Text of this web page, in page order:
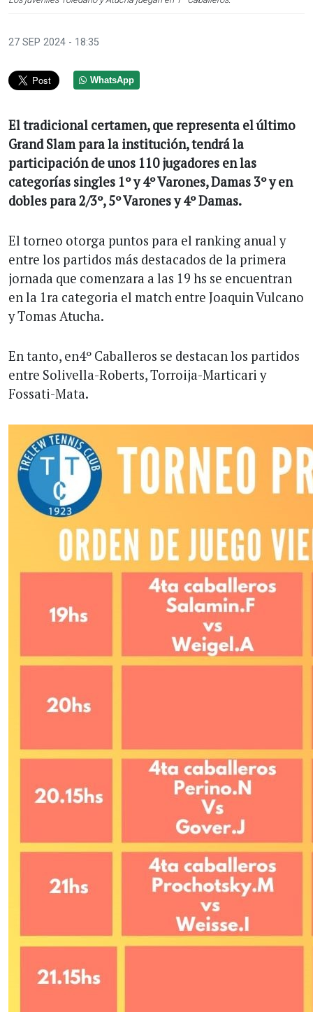
27 SEP 2024 - 18:35
WhatsApp
El tradicional certamen, que representa el último
Grand Slam para la institución, tendrá la
participación de unos 110 jugadores en las
categorías singles 1º y 4º Varones, Damas 3º y en
dobles para 2/3º, 5º Varones y 4º Damas.
El torneo otorga puntos para el ranking anual y
entre los partidos más destacados de la primera
jornada que comenzara a las 19 hs se encuentran
en la 1ra categoria el match entre Joaquin Vulcano
y Tomas Atucha.
En tanto, en4º Caballeros se destacan los partidos
entre Solivella-Roberts, Torroija-Marticari y
Fossati-Mata.